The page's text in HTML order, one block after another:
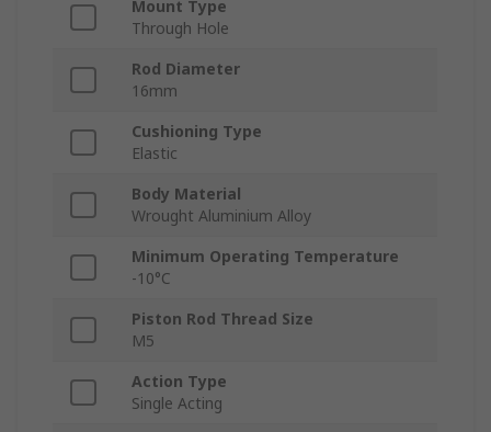
Mount Type
Through Hole
Rod Diameter
16mm
Cushioning Type
Elastic
Body Material
Wrought Aluminium Alloy
Minimum Operating Temperature
-10°C
Piston Rod Thread Size
M5
Action Type
Single Acting